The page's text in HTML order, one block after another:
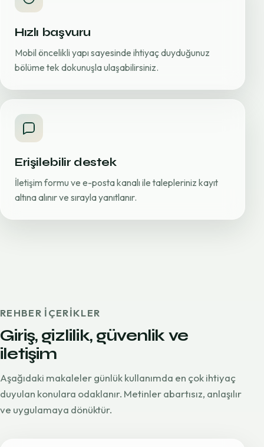
Hızlı başvuru
Mobil öncelikli yapı sayesinde ihtiyaç duyduğunuz
bölüme tek dokunuşla ulaşabilirsiniz.
Erişilebilir destek
İletişim formu ve e-posta kanalı ile talepleriniz kayıt
altına alınır ve sırayla yanıtlanır.
REHBER IÇERIKLER
Giriş, gizlilik, güvenlik ve
iletişim
Aşağıdaki makaleler günlük kullanımda en çok ihtiyaç
duyulan konulara odaklanır. Metinler abartısız, anlaşılır
ve uygulamaya dönüktür.